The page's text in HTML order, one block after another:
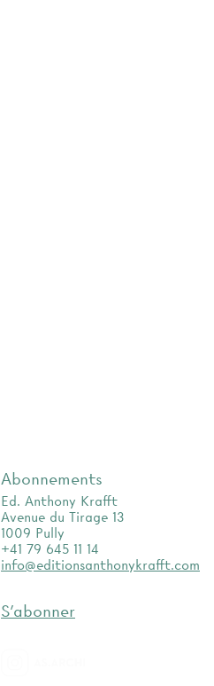
Abonnements
Ed. Anthony Krafft
Avenue du Tirage 13
1009 Pully
+41 79 645 11 14
info@editionsanthonykrafft.com
S'abonner